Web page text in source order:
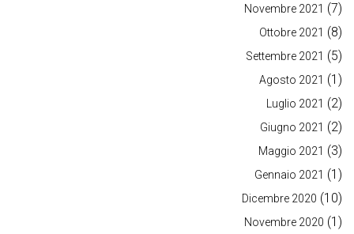
Novembre 2021 (7)
Ottobre 2021 (8)
Settembre 2021 (5)
Agosto 2021 (1)
Luglio 2021 (2)
Giugno 2021 (2)
Maggio 2021 (3)
Gennaio 2021 (1)
Dicembre 2020 (10)
Novembre 2020 (1)